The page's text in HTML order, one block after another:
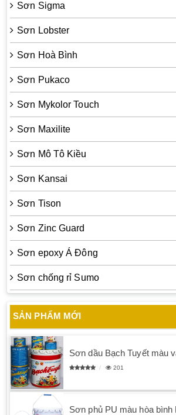
Sơn Sigma
Sơn Lobster
Sơn Hoà Bình
Sơn Pukaco
Sơn Mykolor Touch
Sơn Maxilite
Sơn Mô Tô Kiều
Sơn Kansai
Sơn Tison
Sơn Zinc Guard
Sơn epoxy Á Đông
Sơn chống rỉ Sumo
SẢN PHẨM MỚI
Sơn dầu Bạch Tuyết màu
201
Sơn phủ PU màu hòa bình